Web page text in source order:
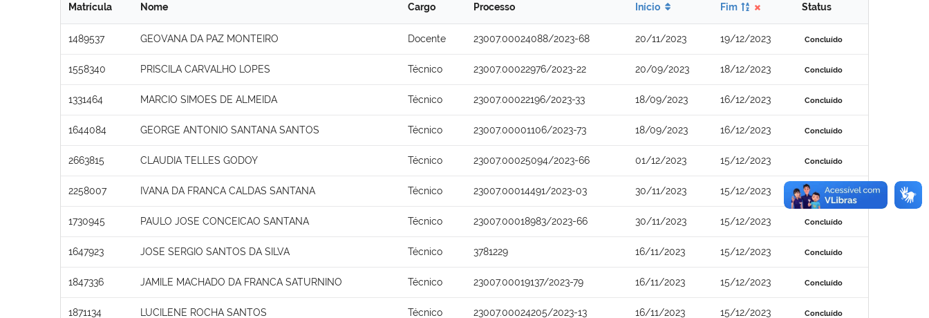
Matrícula Nome Cargo Processo Início Fim Status
1489537 GEOVANA DA PAZ MONTEIRO Docente 23007.00024088/2023-68 20/11/2023 19/12/2023 Concluído
1558340 PRISCILA CARVALHO LOPES Técnico 23007.00022976/2023-22 20/09/2023 18/12/2023 Concluído
1331464 MARCIO SIMOES DE ALMEIDA Técnico 23007.00022196/2023-33 18/09/2023 16/12/2023 Concluído
1644084 GEORGE ANTONIO SANTANA SANTOS Técnico 23007.00001106/2023-73 18/09/2023 16/12/2023 Concluído
2663815 CLAUDIA TELLES GODOY Técnico 23007.00025094/2023-66 01/12/2023 15/12/2023 Concluído
2258007 IVANA DA FRANCA CALDAS SANTANA Técnico 23007.00014491/2023-03 30/11/2023 15/12/2023 Concluído
1730945 PAULO JOSE CONCEICAO SANTANA Técnico 23007.00018983/2023-66 30/11/2023 15/12/2023 Concluído
1647923 JOSE SERGIO SANTOS DA SILVA Técnico 3781229 16/11/2023 15/12/2023 Concluído
1847336 JAMILE MACHADO DA FRANCA SATURNINO Técnico 23007.00019137/2023-79 16/11/2023 15/12/2023 Concluído
1871134 LUCILENE ROCHA SANTOS Técnico 23007.00024205/2023-13 16/11/2023 15/12/2023 Concluído